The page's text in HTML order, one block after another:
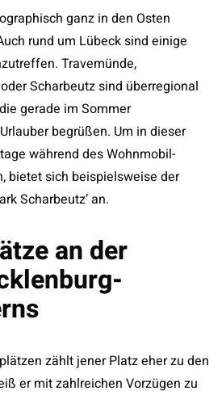
ganz in den Osten
rund um Lübeck sind einige
Travemünde,
Scharbeutz sind überregional
gerade im Sommer
begrüßen. Um in dieser
während des Wohnmobil-
bietet sich beispielsweise der
Scharbeutz’ an.
an der
zählt jener Platz eher zu den
er mit zahlreichen Vorzügen zu